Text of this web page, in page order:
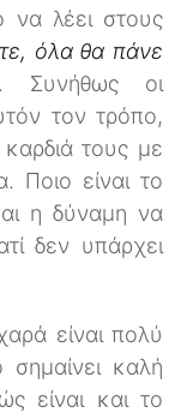
να λέει στους
όλα θα πάνε
Συνήθως οι
τον τρόπο,
τους με
Ποιο είναι το
η δύναμη να
δεν υπάρχει
είναι πολύ
καλή
είναι και το